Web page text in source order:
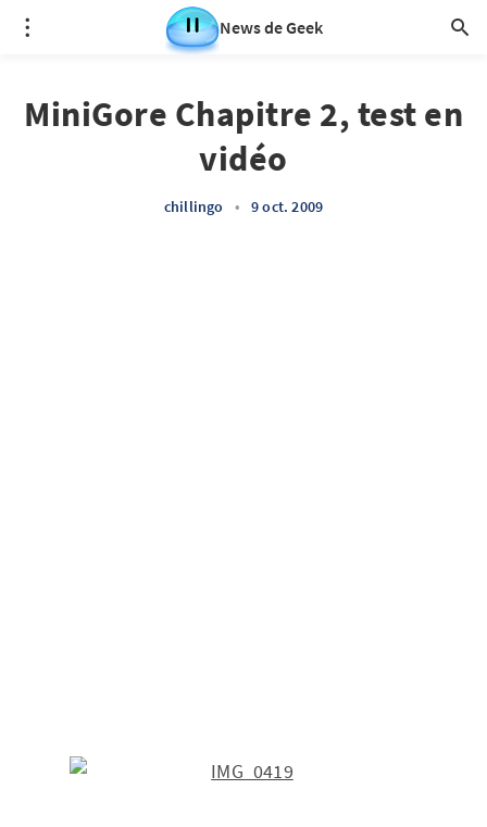
News de Geek
MiniGore Chapitre 2, test en
vidéo
chillingo • 9 oct. 2009